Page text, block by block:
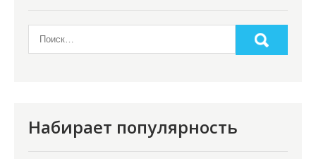
Набирает популярность